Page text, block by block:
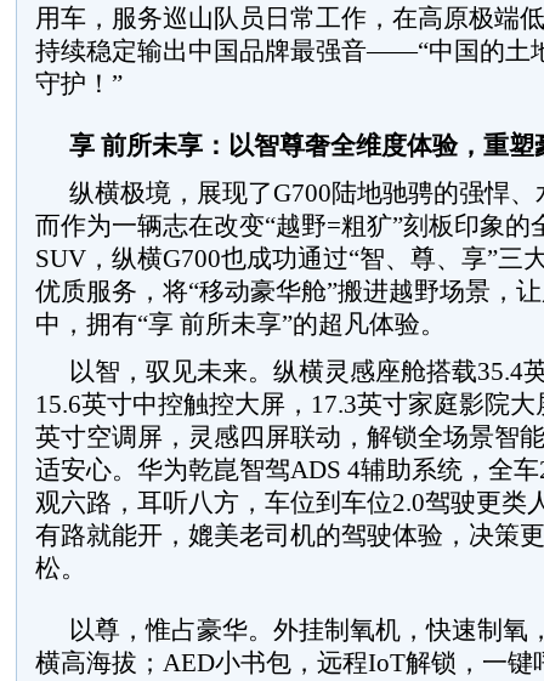
用车，服务巡山队员日常工作，在高原极端
持续稳定输出中国品牌最强音——“中国的土
守护！”
享 前所未享：以智尊奢全维度体验，重塑
纵横极境，展现了G700陆地驰骋的强悍
而作为一辆志在改变“越野=粗犷”刻板印象的
SUV，纵横G700也成功通过“智、尊、享”三
优质服务，将“移动豪华舱”搬进越野场景，
中，拥有“享 前所未享”的超凡体验。
以智，驭见未来。纵横灵感座舱搭载35.4
15.6英寸中控触控大屏，17.3英寸家庭影院
英寸空调屏，灵感四屏联动，解锁全场景智
适安心。华为乾崑智驾ADS 4辅助系统，全
观六路，耳听八方，车位到车位2.0驾驶更类
有路就能开，媲美老司机的驾驶体验，决策
松。
以尊，惟占豪华。外挂制氧机，快速制氧
横高海拔；AED小书包，远程IoT解锁，一键